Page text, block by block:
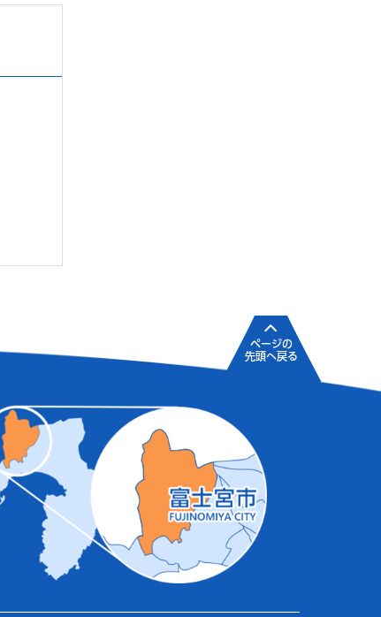
ページの
先頭へ戻る